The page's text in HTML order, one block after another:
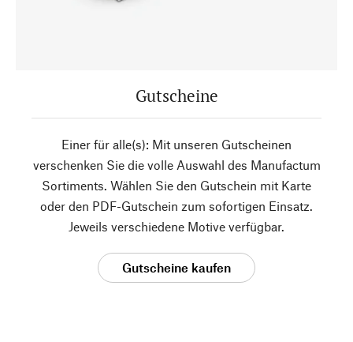
Gutscheine
Einer für alle(s): Mit unseren Gutscheinen
verschenken Sie die volle Auswahl des Manufactum
Sortiments. Wählen Sie den Gutschein mit Karte
oder den PDF-Gutschein zum sofortigen Einsatz.
Jeweils verschiedene Motive verfügbar.
Gutscheine kaufen